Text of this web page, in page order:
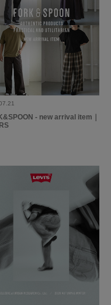
～175cm 体型:ふつう
や良い
いは問題ないです。
とじる
- new arrival item｜